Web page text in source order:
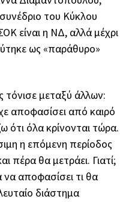
του Κύκλου
είναι η ΝΔ, αλλά μέχρι
ως «παράθυρο»
τόνισε μεταξύ άλλων:
αποφασίσει από καιρό
ότι όλα κρίνονται τώρα.
η επόμενη περίοδος
πέρα θα μετράει. Γιατί;
να αποφασίσει τι θα
διάστημα